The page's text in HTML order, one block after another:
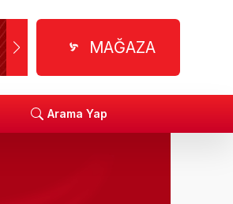
MAĞAZA
Arama Yap